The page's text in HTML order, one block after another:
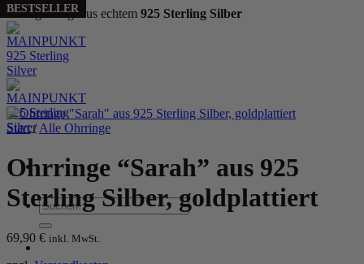
Handgefertigt aus echtem 925 Sterling Silber
Zum
Inhalt
springen
Suchen
nach:
BESTSELLER
Start / Alle Ohrringe
Ohrringe “Sarah” aus 925
Sterling Silber, goldplattiert
69,90 € inkl. MwSt.